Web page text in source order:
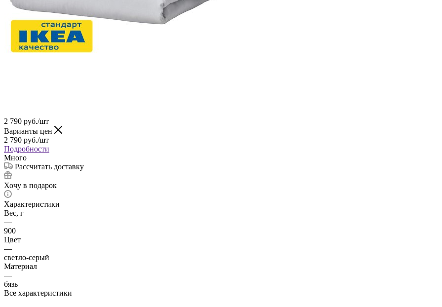
2 790 руб./шт
Варианты цен
2 790 руб./шт
Подробности
Много
Рассчитать доставку
Хочу в подарок
Характеристики
Вес, г
—
900
Цвет
—
светло-серый
Материал
—
бязь
Все характеристики